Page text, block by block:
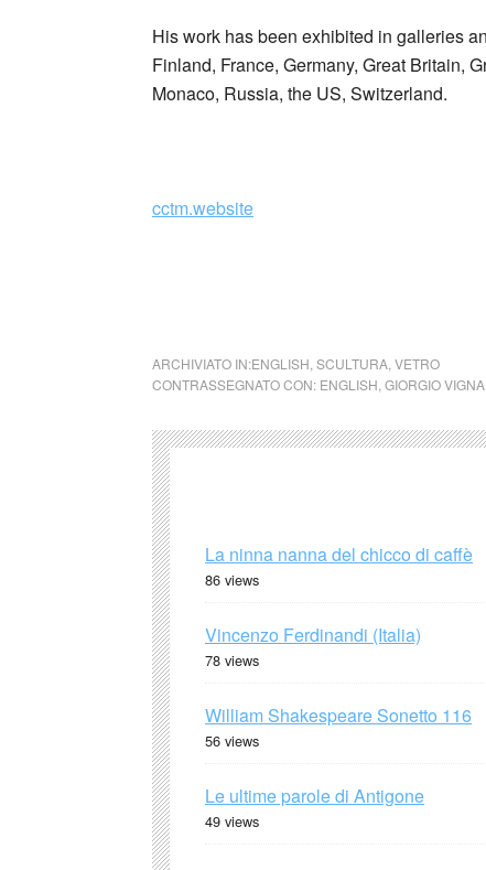
His work has been exhibited in galleries
Finland, France, Germany, Great Britain,
Monaco, Russia, the US, Switzerland.
cctm.website
ARCHIVIATO IN:ENGLISH SCULTURA VETRO
CONTRASSEGNATO CON: ENGLISH GIORGIO VIGNA
La ninna nanna del chicco di caffè
86 views
Vincenzo Ferdinandi (Italia)
78 views
William Shakespeare Sonetto 116
56 views
Le ultime parole di Antigone
49 views